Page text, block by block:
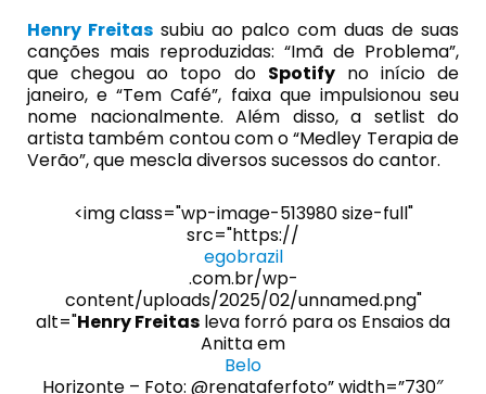
Henry Freitas subiu ao palco com duas de suas
canções mais reproduzidas: “Imã de Problema”,
que chegou ao topo do Spotifyno início de
janeiro, e “Tem Café”, faixa que impulsionou seu
nome nacionalmente. Além disso, a setlist do
artista também contou com o “Medley Terapia de
Verão”, que mescla diversos sucessos do cantor.
<img class="wp-image-513980 size-full"
src="https://
egobrazil
.com.br/wp-
content/uploads/2025/02/unnamed.png"
alt="Henry Freitas leva forró para os Ensaios da
Anitta em
Belo
Horizonte – Foto: @renataferfoto” width=”730″